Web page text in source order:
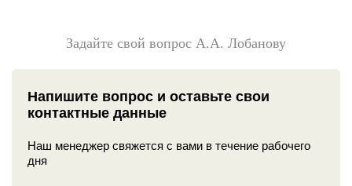
Задайте свой вопрос А.А. Лобанову
Напишите вопрос и оставьте свои
контактные данные
Наш менеджер свяжется с вами в течение рабочего
дня